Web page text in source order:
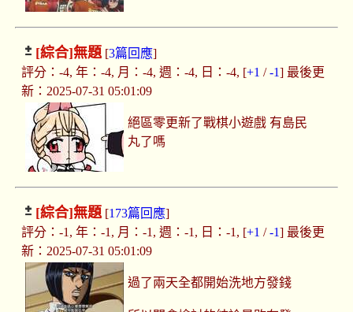
[綜合]無題[3篇回應]
評分：-4, 年：-4, 月：-4, 週：-4, 日：-4, [+1 /-1] 最後更
新：2025-07-31 05:01:09
絕區零更新了戰棋小遊戲 有島民
丸了嗎
[綜合]無題[173篇回應]
評分：-1, 年：-1, 月：-1, 週：-1, 日：-1, [+1 /-1] 最後更
新：2025-07-31 05:01:09
過了兩天全都開始洗地方發錢